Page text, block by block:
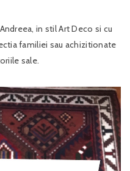
in stil Art Deco si cu
familiei sau achizitionate
sale.